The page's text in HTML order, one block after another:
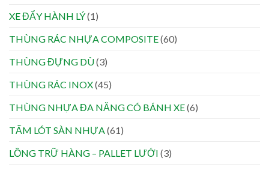
XE ĐẨY HÀNH LÝ(1)
THÙNG RÁC NHỰA COMPOSITE(60)
THÙNG ĐỰNG DÙ(3)
THÙNG RÁC INOX(45)
THÙNG NHỰA ĐA NĂNG CÓ BÁNH XE(6)
TẤM LÓT SÀN NHỰA(61)
LỒNG TRỮ HÀNG – PALLET LƯỚI (3)